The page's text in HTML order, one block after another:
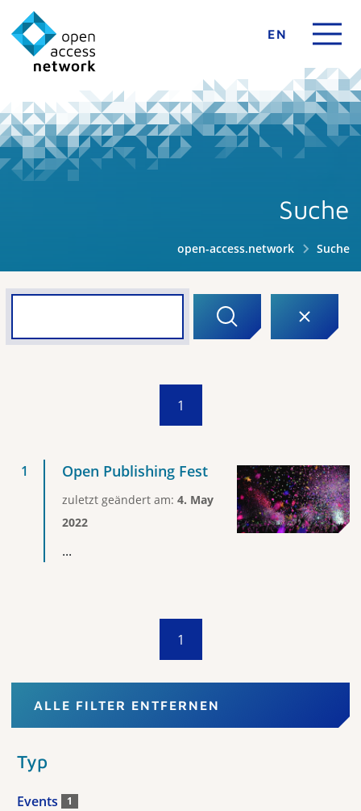
EN
Suche
open-access.network Suche
1
Open Publishing Fest
zuletzt geändert am: 4. May
2022
...
1
ALLE FILTER ENTFERNEN
Typ
Events 1